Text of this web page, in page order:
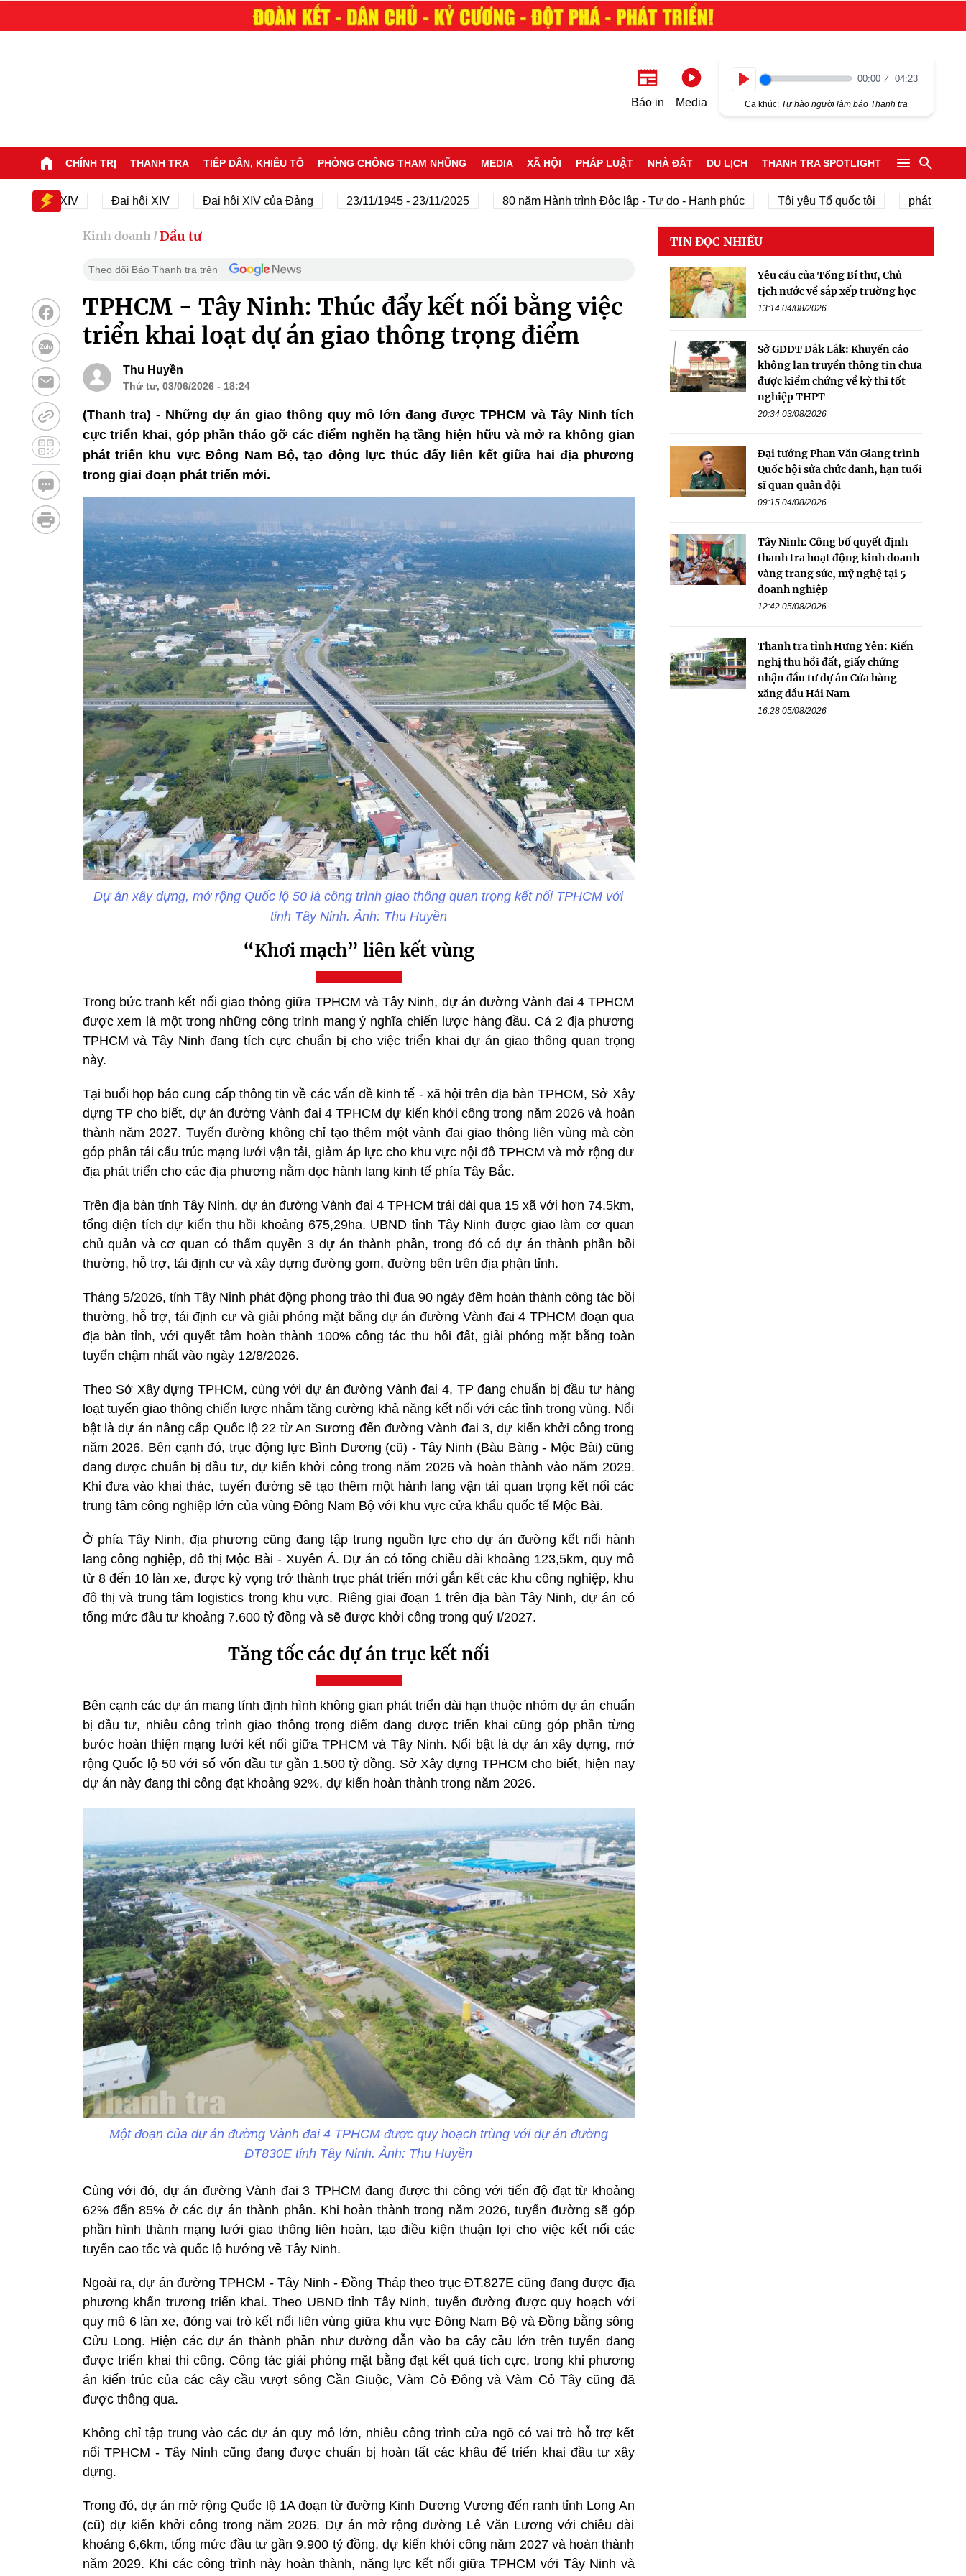
Báo in Media
00:00 04:23
Ca khúc: Tự hào người làm báo Thanh tra
CHÍNH TRỊ THANH TRA TIẾP DÂN, KHIẾU TỐ PHÒNG CHỐNG THAM NHŨNG MEDIA XÃ HỘI PHÁP LUẬT NHÀ ĐẤT DU LỊCH THANH TRA SPOTLIGHT
hội XIV Đại hội XIV Đại hội XIV của Đảng 23/11/1945 - 23/11/2025 80 năm Hành trình Độc lập - Tự do - Hạnh phúc Tôi yêu Tổ quốc tôi phát triển kinh
Kinh doanh / Đầu tư
Theo dõi Báo Thanh tra trên
TPHCM - Tây Ninh: Thúc đẩy kết nối bằng việc
triển khai loạt dự án giao thông trọng điểm
Thu Huyền
Thứ tư, 03/06/2026 - 18:24
(Thanh tra) - Những dự án giao thông quy mô lớn đang được TPHCM và Tây Ninh tích
cực triển khai, góp phần tháo gỡ các điểm nghẽn hạ tầng hiện hữu và mở ra không gian
phát triển khu vực Đông Nam Bộ, tạo động lực thúc đẩy liên kết giữa hai địa phương
trong giai đoạn phát triển mới.
Dự án xây dựng, mở rộng Quốc lộ 50 là công trình giao thông quan trọng kết nối TPHCM với
tỉnh Tây Ninh. Ảnh: Thu Huyền
“Khơi mạch” liên kết vùng
Trong bức tranh kết nối giao thông giữa TPHCM và Tây Ninh, dự án đường Vành đai 4 TPHCM
được xem là một trong những công trình mang ý nghĩa chiến lược hàng đầu. Cả 2 địa phương
TPHCM và Tây Ninh đang tích cực chuẩn bị cho việc triển khai dự án giao thông quan trọng
này.
Tại buổi họp báo cung cấp thông tin về các vấn đề kinh tế - xã hội trên địa bàn TPHCM, Sở Xây
dựng TP cho biết, dự án đường Vành đai 4 TPHCM dự kiến khởi công trong năm 2026 và hoàn
thành năm 2027. Tuyến đường không chỉ tạo thêm một vành đai giao thông liên vùng mà còn
góp phần tái cấu trúc mạng lưới vận tải, giảm áp lực cho khu vực nội đô TPHCM và mở rộng dư
địa phát triển cho các địa phương nằm dọc hành lang kinh tế phía Tây Bắc.
Trên địa bàn tỉnh Tây Ninh, dự án đường Vành đai 4 TPHCM trải dài qua 15 xã với hơn 74,5km,
tổng diện tích dự kiến thu hồi khoảng 675,29ha. UBND tỉnh Tây Ninh được giao làm cơ quan
chủ quản và cơ quan có thẩm quyền 3 dự án thành phần, trong đó có dự án thành phần bồi
thường, hỗ trợ, tái định cư và xây dựng đường gom, đường bên trên địa phận tỉnh.
Tháng 5/2026, tỉnh Tây Ninh phát động phong trào thi đua 90 ngày đêm hoàn thành công tác bồi
thường, hỗ trợ, tái định cư và giải phóng mặt bằng dự án đường Vành đai 4 TPHCM đoạn qua
địa bàn tỉnh, với quyết tâm hoàn thành 100% công tác thu hồi đất, giải phóng mặt bằng toàn
tuyến chậm nhất vào ngày 12/8/2026.
Theo Sở Xây dựng TPHCM, cùng với dự án đường Vành đai 4, TP đang chuẩn bị đầu tư hàng
loạt tuyến giao thông chiến lược nhằm tăng cường khả năng kết nối với các tỉnh trong vùng. Nổi
bật là dự án nâng cấp Quốc lộ 22 từ An Sương đến đường Vành đai 3, dự kiến khởi công trong
năm 2026. Bên cạnh đó, trục động lực Bình Dương (cũ) - Tây Ninh (Bàu Bàng - Mộc Bài) cũng
đang được chuẩn bị đầu tư, dự kiến khởi công trong năm 2026 và hoàn thành vào năm 2029.
Khi đưa vào khai thác, tuyến đường sẽ tạo thêm một hành lang vận tải quan trọng kết nối các
trung tâm công nghiệp lớn của vùng Đông Nam Bộ với khu vực cửa khẩu quốc tế Mộc Bài.
Ở phía Tây Ninh, địa phương cũng đang tập trung nguồn lực cho dự án đường kết nối hành
lang công nghiệp, đô thị Mộc Bài - Xuyên Á. Dự án có tổng chiều dài khoảng 123,5km, quy mô
từ 8 đến 10 làn xe, được kỳ vọng trở thành trục phát triển mới gắn kết các khu công nghiệp, khu
đô thị và trung tâm logistics trong khu vực. Riêng giai đoạn 1 trên địa bàn Tây Ninh, dự án có
tổng mức đầu tư khoảng 7.600 tỷ đồng và sẽ được khởi công trong quý I/2027.
Tăng tốc các dự án trục kết nối
Bên cạnh các dự án mang tính định hình không gian phát triển dài hạn thuộc nhóm dự án chuẩn
bị đầu tư, nhiều công trình giao thông trọng điểm đang được triển khai cũng góp phần từng
bước hoàn thiện mạng lưới kết nối giữa TPHCM và Tây Ninh. Nổi bật là dự án xây dựng, mở
rộng Quốc lộ 50 với số vốn đầu tư gần 1.500 tỷ đồng. Sở Xây dựng TPHCM cho biết, hiện nay
dự án này đang thi công đạt khoảng 92%, dự kiến hoàn thành trong năm 2026.
Một đoạn của dự án đường Vành đai 4 TPHCM được quy hoạch trùng với dự án đường
ĐT830E tỉnh Tây Ninh. Ảnh: Thu Huyền
Cùng với đó, dự án đường Vành đai 3 TPHCM đang được thi công với tiến độ đạt từ khoảng
62% đến 85% ở các dự án thành phần. Khi hoàn thành trong năm 2026, tuyến đường sẽ góp
phần hình thành mạng lưới giao thông liên hoàn, tạo điều kiện thuận lợi cho việc kết nối các
tuyến cao tốc và quốc lộ hướng về Tây Ninh.
Ngoài ra, dự án đường TPHCM - Tây Ninh - Đồng Tháp theo trục ĐT.827E cũng đang được địa
phương khẩn trương triển khai. Theo UBND tỉnh Tây Ninh, tuyến đường được quy hoạch với
quy mô 6 làn xe, đóng vai trò kết nối liên vùng giữa khu vực Đông Nam Bộ và Đồng bằng sông
Cửu Long. Hiện các dự án thành phần như đường dẫn vào ba cây cầu lớn trên tuyến đang
được triển khai thi công. Công tác giải phóng mặt bằng đạt kết quả tích cực, trong khi phương
án kiến trúc của các cây cầu vượt sông Cần Giuộc, Vàm Cỏ Đông và Vàm Cỏ Tây cũng đã
được thông qua.
Không chỉ tập trung vào các dự án quy mô lớn, nhiều công trình cửa ngõ có vai trò hỗ trợ kết
nối TPHCM - Tây Ninh cũng đang được chuẩn bị hoàn tất các khâu để triển khai đầu tư xây
dựng.
Trong đó, dự án mở rộng Quốc lộ 1A đoạn từ đường Kinh Dương Vương đến ranh tỉnh Long An
(cũ) dự kiến khởi công trong năm 2026. Dự án mở rộng đường Lê Văn Lương với chiều dài
khoảng 6,6km, tổng mức đầu tư gần 9.900 tỷ đồng, dự kiến khởi công năm 2027 và hoàn thành
năm 2029. Khi các công trình này hoàn thành, năng lực kết nối giữa TPHCM với Tây Ninh và
TIN ĐỌC NHIỀU
Yêu cầu của Tổng Bí thư, Chủ
tịch nước về sắp xếp trường học
13:14 04/08/2026
Sở GDĐT Đắk Lắk: Khuyến cáo
không lan truyền thông tin chưa
được kiểm chứng về kỳ thi tốt
nghiệp THPT
20:34 03/08/2026
Đại tướng Phan Văn Giang trình
Quốc hội sửa chức danh, hạn tuổi
sĩ quan quân đội
09:15 04/08/2026
Tây Ninh: Công bố quyết định
thanh tra hoạt động kinh doanh
vàng trang sức, mỹ nghệ tại 5
doanh nghiệp
12:42 05/08/2026
Thanh tra tỉnh Hưng Yên: Kiến
nghị thu hồi đất, giấy chứng
nhận đầu tư dự án Cửa hàng
xăng dầu Hải Nam
16:28 05/08/2026